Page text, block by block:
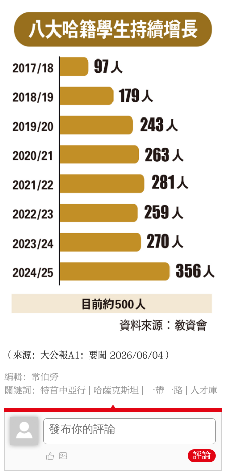
（來源：大公報A1：要聞 2026/06/04）
編輯：常伯勞
關鍵詞：特首中亞行 哈薩克斯坦 一帶一路 人才庫
評論